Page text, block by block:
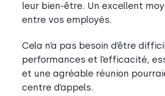
leur bien-être. Un excellent
entre vos employés.
Cela n’a pas besoin d’être
performances et l’efficacité,
et une agréable réunion
centre d’appels.